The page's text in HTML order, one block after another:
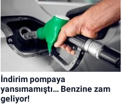
İndirim pompaya
yansımamıştı… Benzine zam
geliyor!